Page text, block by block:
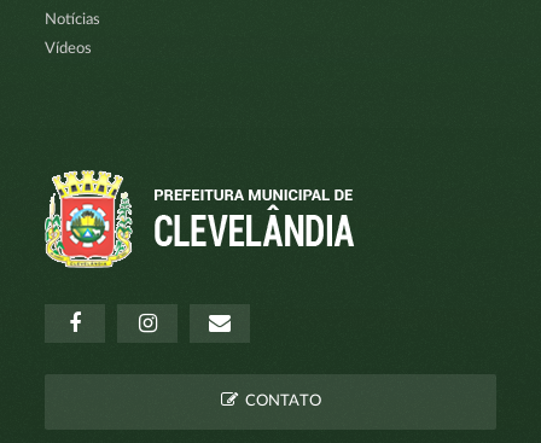
Notícias
Vídeos
CONTATO